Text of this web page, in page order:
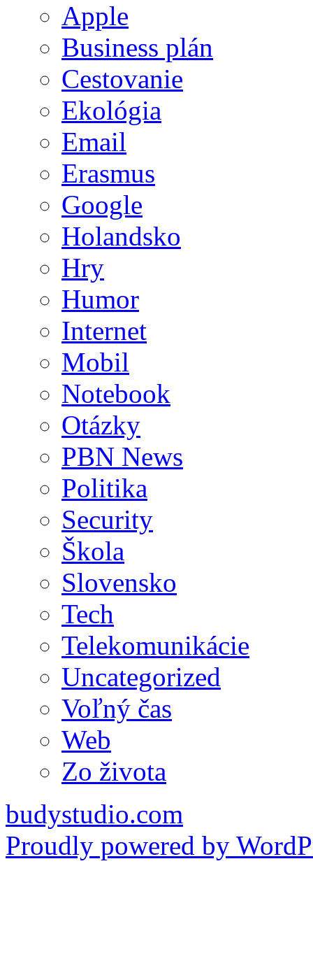
Apple
Business plán
Cestovanie
Ekológia
Email
Erasmus
Google
Holandsko
Hry
Humor
Internet
Mobil
Notebook
Otázky
PBN News
Politika
Security
Škola
Slovensko
Tech
Telekomunikácie
Uncategorized
Voľný čas
Web
Zo života
budystudio.com
Proudly powered by